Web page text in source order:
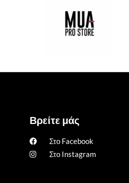
Βρείτε μάς
Στο Facebook
Στο Instagram